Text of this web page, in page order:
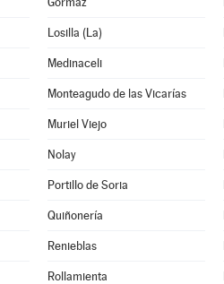
Losilla (La)
Medinaceli
Monteagudo de las Vicarías
Muriel Viejo
Nolay
Portillo de Soria
Quiñonería
Renieblas
Rollamienta